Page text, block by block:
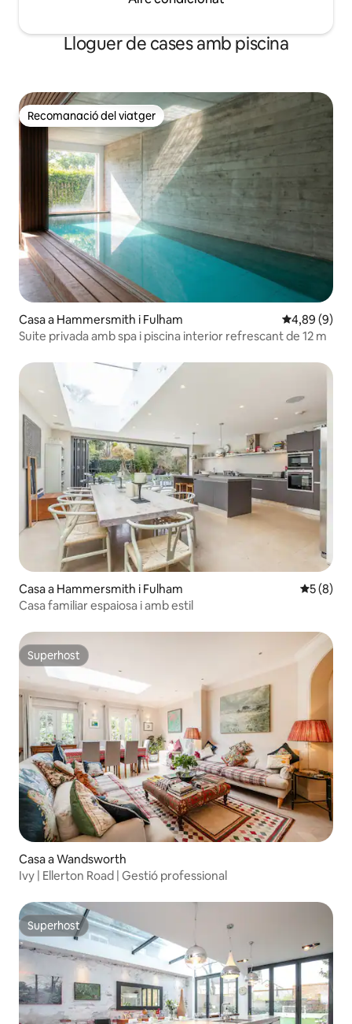
Lloguer de cases amb piscina
Recomanació del viatger
Recomanació del viatger
Casa a Hammersmith i Fulham 4,89 de
4,89 (9)
Suite privada amb spa i piscina interior refrescant de 12 m
Casa a Hammersmith i Fulham 5 de
5 (8)
Casa familiar espaiosa i amb estil
Superhost
Superhost
Casa a Wandsworth
Ivy | Ellerton Road | Gestió professional
Superhost
Superhost